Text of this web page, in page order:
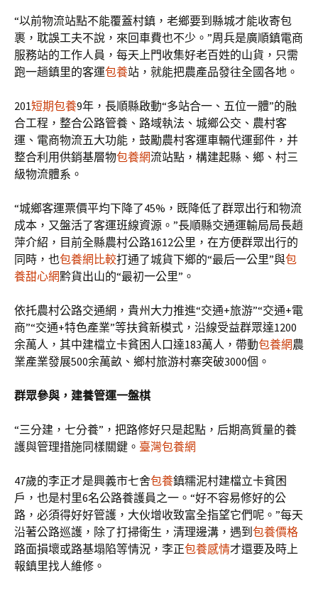
“以前物流站點不能覆蓋村鎮，老鄉要到縣城才能收寄包
裹，耽誤工夫不說，來回車費也不少。”周兵是廣順鎮電商
服務站的工作人員，每天上門收集好老百姓的山貨，只需
跑一趟鎮里的客運包養站，就能把農產品發往全國各地。
201短期包養9年，長順縣啟動“多站合一、五位一體”的融
合工程，整合公路管養、路域執法、城鄉公交、農村客
運、電商物流五大功能，鼓勵農村客運車輛代運郵件，并
整合利用供銷基層物包養網流站點，構建起縣、鄉、村三
級物流體系。
“城鄉客運票價平均下降了45%，既降低了群眾出行和物流
成本，又盤活了客運班線資源。”長順縣交通運輸局局長趙
萍介紹，目前全縣農村公路1612公里，在方便群眾出行的
同時，也包養網比較打通了城貨下鄉的“最后一公里”與包
養甜心網黔貨出山的“最初一公里”。
依托農村公路交通網，貴州大力推進“交通+旅游”“交通+電
商”“交通+特色產業”等扶貧新模式，沿線受益群眾達1200
余萬人，其中建檔立卡貧困人口達183萬人，帶動包養網農
業產業發展500余萬畝、鄉村旅游村寨突破3000個。
群眾參與，建養管運一盤棋
“三分建，七分養”，把路修好只是起點，后期高質量的養
護與管理措施同樣關鍵。 臺灣包養網
47歲的李正才是興義市七舍包養鎮糯泥村建檔立卡貧困
戶，也是村里6名公路養護員之一。“好不容易修好的公
路，必須得好好管護，大伙增收致富全指望它們呢。”每天
沿著公路巡護，除了打掃衛生，清理邊溝，遇到 包養價格
路面損壞或路基塌陷等情況，李正包養感情才還要及時上
報鎮里找人維修。